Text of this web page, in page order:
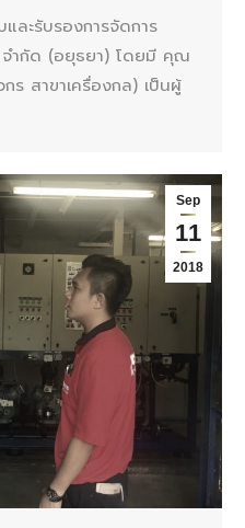
ละรับรองการจัดการ
ำกัด (อยุธยา) โดยมี คุณ
ร สาขาเครื่องกล) เป็นผู้
Sep
11
2018